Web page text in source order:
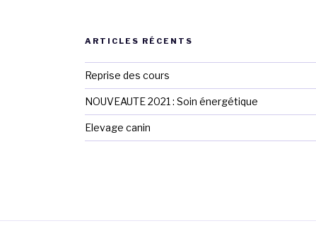
ARTICLES RÉCENTS
Reprise des cours
NOUVEAUTE 2021 : Soin énergétique
Elevage canin